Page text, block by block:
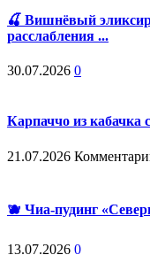
🍒 Вишнёвый эликсир
расслабления ...
30.07.2026 0
Карпаччо из
21.07.2026
🫐 Чиа-пудинг
13.07.2026 0